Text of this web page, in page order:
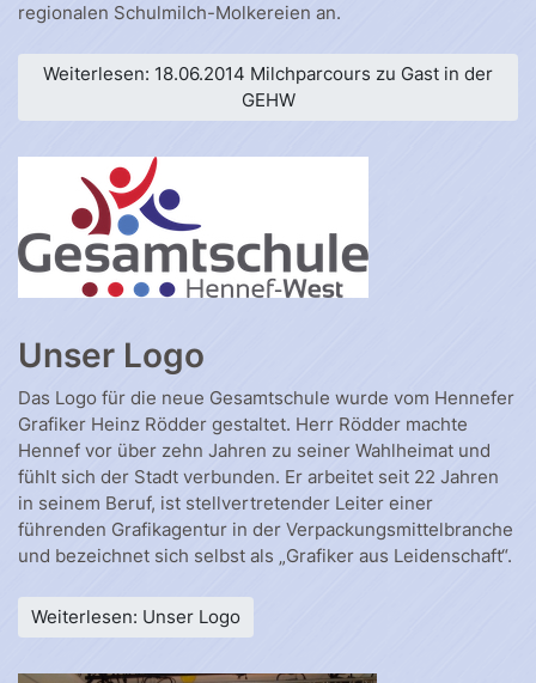
regionalen Schulmilch-Molkereien an.
Weiterlesen: 18.06.2014 Milchparcours zu Gast in der
GEHW
Unser Logo
Das Logo für die neue Gesamtschule wurde vom Hennefer
Grafiker Heinz Rödder gestaltet. Herr Rödder machte
Hennef vor über zehn Jahren zu seiner Wahlheimat und
fühlt sich der Stadt verbunden. Er arbeitet seit 22 Jahren
in seinem Beruf, ist stellvertretender Leiter einer
führenden Grafikagentur in der Verpackungsmittelbranche
und bezeichnet sich selbst als „Grafiker aus Leidenschaft“.
Weiterlesen: Unser Logo